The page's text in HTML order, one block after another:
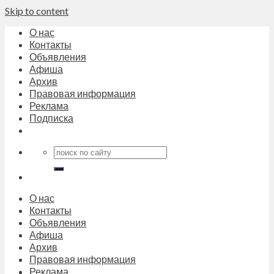
Skip to content
О нас
Контакты
Объявления
Афиша
Архив
Правовая информация
Реклама
Подписка
О нас
Контакты
Объявления
Афиша
Архив
Правовая информация
Реклама